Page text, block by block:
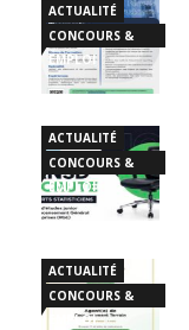
ACTUALITÉ
CONCOURS &
EMPLOI
ACTUALITÉ
CONCOURS &
EMPLOI
ACTUALITÉ
CONCOURS &
EMPLOI